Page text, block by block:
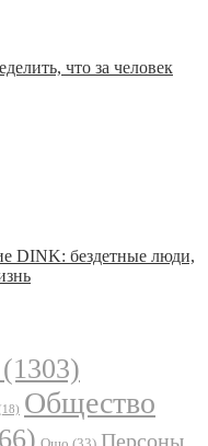
что за человек
DINK: бездетные люди,
(1303)
Общество
Персоны